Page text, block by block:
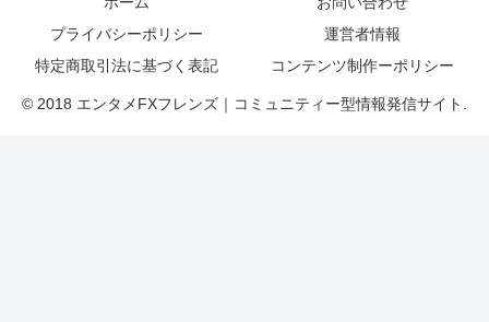
プライバシーポリシー
運営者情報
特定商取引法に基づく表記
コンテンツ制作ーポリシー
© 2018 エンタメFXフレンズ｜コミュニティー型情報発信サイト.